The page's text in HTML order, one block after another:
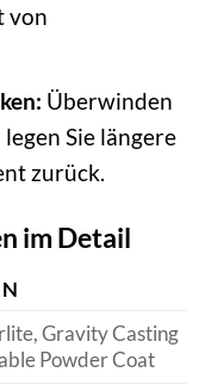
von
Überwinden
Sie längere
zurück.
im Detail
Gravity Casting
Powder Coat